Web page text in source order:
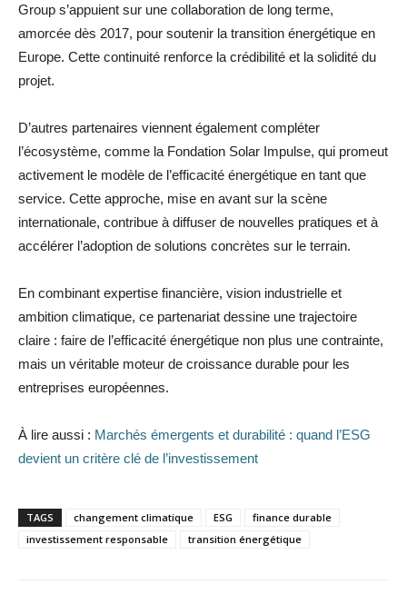
Group s’appuient sur une collaboration de long terme,
amorcée dès 2017, pour soutenir la transition énergétique en
Europe. Cette continuité renforce la crédibilité et la solidité du
projet.
D’autres partenaires viennent également compléter
l’écosystème, comme la Fondation Solar Impulse, qui promeut
activement le modèle de l’efficacité énergétique en tant que
service. Cette approche, mise en avant sur la scène
internationale, contribue à diffuser de nouvelles pratiques et à
accélérer l’adoption de solutions concrètes sur le terrain.
En combinant expertise financière, vision industrielle et
ambition climatique, ce partenariat dessine une trajectoire
claire : faire de l’efficacité énergétique non plus une contrainte,
mais un véritable moteur de croissance durable pour les
entreprises européennes.
À lire aussi : Marchés émergents et durabilité : quand l’ESG
devient un critère clé de l’investissement
TAGS changement climatique ESG
finance durable
investissement responsable
transition énergétique